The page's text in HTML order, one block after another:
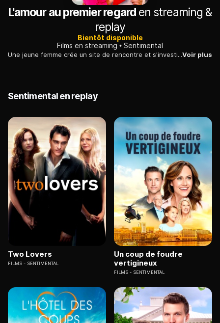
L'amour au premier regarden streaming &
replay
Bientôt disponible
Films en streaming
Sentimental
Une jeune femme crée un site de rencontre et s'investit beaucoup dans son projet puis fait la connaissance de son concurrent, qui lui propose de s'associer.Voir plus
Sentimental en replay
Two Lovers
FILMS SENTIMENTAL
Un coup de foudre
vertigineux
FILMS SENTIMENTAL